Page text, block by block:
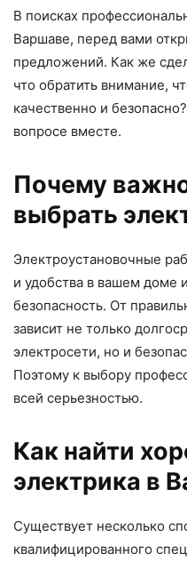
В поисках
Варшаве, перед вами
предложений. Как же
что обратить внимание,
качественно и
вопросе вместе.
Почему
выбрать
Электроустановочные
и удобства в вашем доме
безопасность. От
зависит не только
электросети, но и
Поэтому к выбору
всей серьезностью.
Как найти
электрика в
Существует несколько
квалифицированного